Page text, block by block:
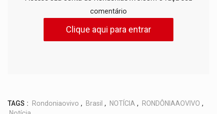
comentário
Clique aqui para entrar
TAGS : Rondoniaovivo , Brasil , NOTÍCIA , RONDÔNIAAOVIVO ,